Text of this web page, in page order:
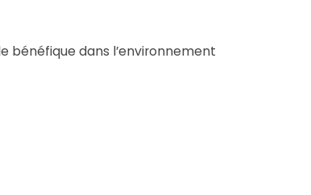
bénéfique dans l’environnement